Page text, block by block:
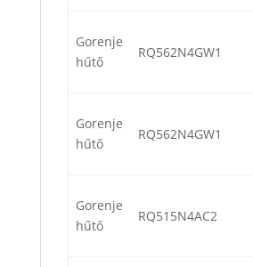
Gorenje
hűtő
RQ562N4GW1
Gorenje
hűtő
RQ562N4GW1
Gorenje
hűtő
RQ515N4AC2